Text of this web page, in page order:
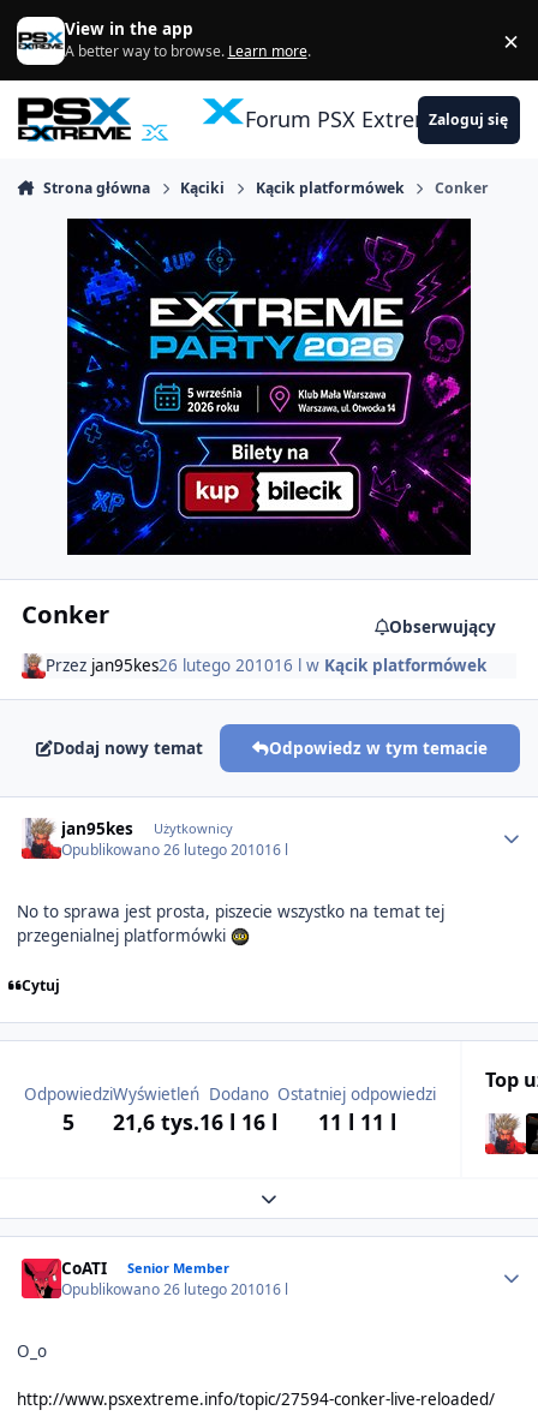
Skocz do zawartości
View in the app
A better way to browse. Learn more. ×
Forum PSX ExtremeZaloguj się
Strona główna Kąciki Kącik platformówek Conker
Conker
Obserwujący
Przez jan95kes26 lutego 201016 l w Kącik platformówek
Dodaj nowy temat Odpowiedz w tym temacie
jan95kes Użytkownicy
Opublikowano26 lutego 201016 l
No to sprawa jest prosta, piszecie wszystko na temat tej
przegenialnej platformówki
Cytuj
Odpowiedzi
5
Wyświetleń
21,6 tys.
Dodano
16 l 16 l
Ostatniej odpowiedzi
11 l 11 l
Top
Expand topic overview
CoATI Senior Member
Opublikowano26 lutego 201016 l
O_o
http://www.psxextreme.info/topic/27594-conker-live-reloaded/